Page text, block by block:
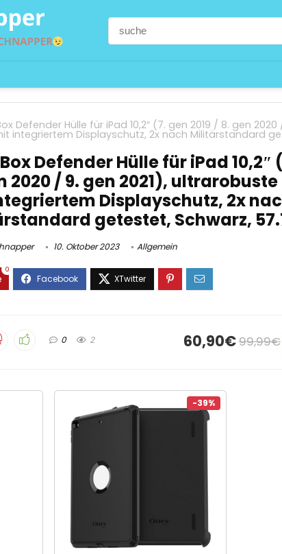
Defender Hülle für iPad 10,2″ (7. gen 2019 / 8. gen 2020
integriertem Displayschutz, 2x nach Militärstandard
Defender Hülle für iPad 10,2″
2020 / 9. gen 2021),
Displayschutz, 2x
getestet, Schwarz,
10. Oktober 2023 Allgemein
0
0 2 60,90€99,99€
-39%